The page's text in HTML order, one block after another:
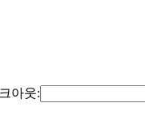
아웃: